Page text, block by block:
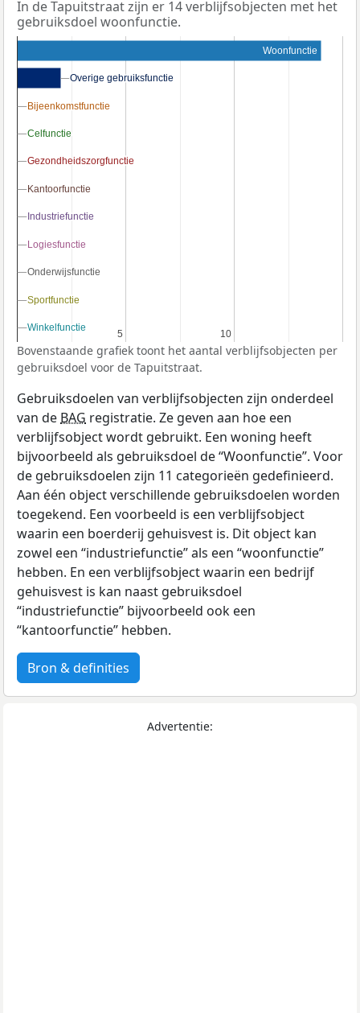
In de Tapuitstraat zijn er 14 verblijfsobjecten met het
gebruiksdoel woonfunctie.
5
5 10
10
Woonfunctie
Overige gebruiksfunctie
Overige gebruiksfunctie
Bijeenkomstfunctie
Bijeenkomstfunctie
Celfunctie
Celfunctie
Gezondheidszorgfunctie
Gezondheidszorgfunctie
Kantoorfunctie
Kantoorfunctie
Industriefunctie
Industriefunctie
Logiesfunctie
Logiesfunctie
Onderwijsfunctie
Onderwijsfunctie
Sportfunctie
Sportfunctie
Winkelfunctie
Winkelfunctie
Bovenstaande grafiek toont het aantal verblijfsobjecten per
gebruiksdoel voor de Tapuitstraat.
Gebruiksdoelen van verblijfsobjecten zijn onderdeel
van de BAG registratie. Ze geven aan hoe een
verblijfsobject wordt gebruikt. Een woning heeft
bijvoorbeeld als gebruiksdoel de “Woonfunctie”. Voor
de gebruiksdoelen zijn 11 categorieën gedefinieerd.
Aan één object verschillende gebruiksdoelen worden
toegekend. Een voorbeeld is een verblijfsobject
waarin een boerderij gehuisvest is. Dit object kan
zowel een “industriefunctie” als een “woonfunctie”
hebben. En een verblijfsobject waarin een bedrijf
gehuisvest is kan naast gebruiksdoel
“industriefunctie” bijvoorbeeld ook een
“kantoorfunctie” hebben.
Bron & definities
Advertentie: